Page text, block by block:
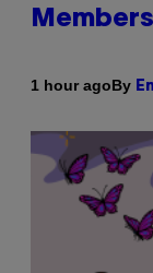
1 hour agoBy